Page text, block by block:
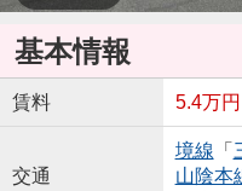
基本情報
賃料 5.4万円
交通
境線 「
山陰本